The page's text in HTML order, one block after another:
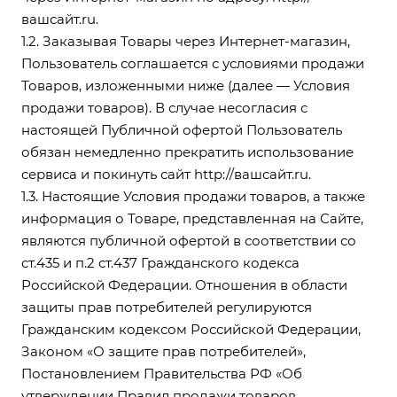
вашсайт.ru.
1.2. Заказывая Товары через Интернет-магазин,
Пользователь соглашается с условиями продажи
Товаров, изложенными ниже (далее — Условия
продажи товаров). В случае несогласия с
настоящей Публичной офертой Пользователь
обязан немедленно прекратить использование
сервиса и покинуть сайт http://вашсайт.ru.
1.3. Настоящие Условия продажи товаров, а также
информация о Товаре, представленная на Сайте,
являются публичной офертой в соответствии со
ст.435 и п.2 ст.437 Гражданского кодекса
Российской Федерации. Отношения в области
защиты прав потребителей регулируются
Гражданским кодексом Российской Федерации,
Законом «О защите прав потребителей»,
Постановлением Правительства РФ «Об